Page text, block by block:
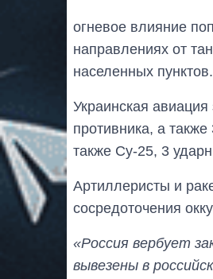
огневое влияние
направлениях от
населенных пунктов.
Украинская
противника, а
также Су-25, 3
Артиллеристы и
сосредоточения
«Россия вербует
вывезены в